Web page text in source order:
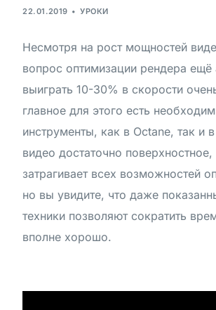
22.01.2019 УРОКИ
Несмотря на рост мощностей
вопрос оптимизации рендера ещё
выиграть 10-30% в скорости
главное для этого есть
инструменты, как в Octane, так и
видео достаточно поверхностное,
затрагивает всех возможностей
но вы увидите, что даже
техники позволяют сократить
вполне хорошо.